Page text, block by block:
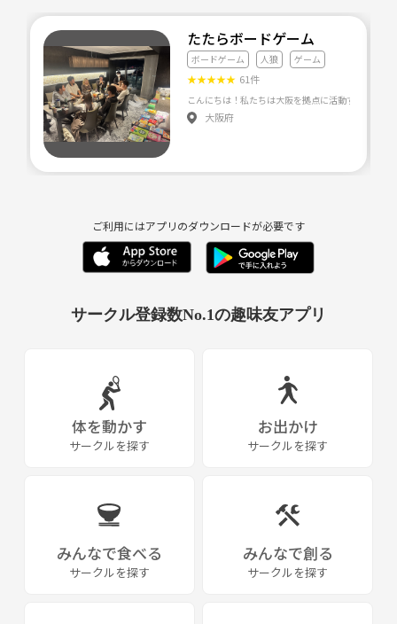
たたらボードゲーム
ボードゲーム 人狼 ゲーム
★★★★★ 61件
大阪府
ご利用にはアプリのダウンロードが必要です
サークル登録数No.1の趣味友アプリ
体を動かす
サークルを探す
お出かけ
サークルを探す
みんなで食べる
サークルを探す
みんなで創る
サークルを探す